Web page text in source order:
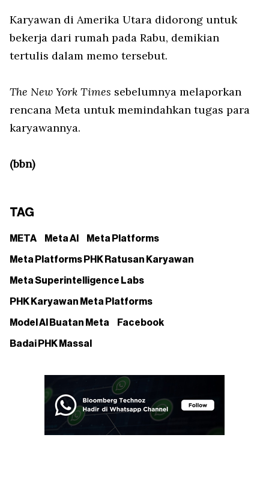
Karyawan di Amerika Utara didorong untuk
bekerja dari rumah pada Rabu, demikian
tertulis dalam memo tersebut.
The New York Times sebelumnya melaporkan
rencana Meta untuk memindahkan tugas para
karyawannya.
(bbn)
TAG
META Meta AI Meta Platforms
Meta Platforms PHK Ratusan Karyawan
Meta Superintelligence Labs
PHK Karyawan Meta Platforms
Model AI Buatan Meta Facebook
Badai PHK Massal